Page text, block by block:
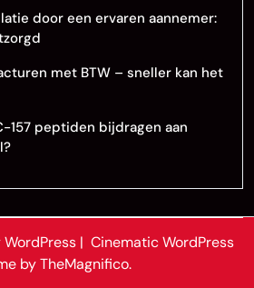
door een ervaren aannemer:
met BTW – sneller kan het
157 peptiden bijdragen aan
| Cinematic WordPress
by TheMagnifico.